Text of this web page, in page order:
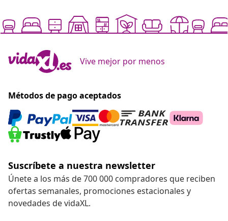
Vive mejor por menos
Métodos de pago aceptados
Suscríbete a nuestra newsletter
Únete a los más de 700 000 compradores que reciben
ofertas semanales, promociones estacionales y
novedades de vidaXL.